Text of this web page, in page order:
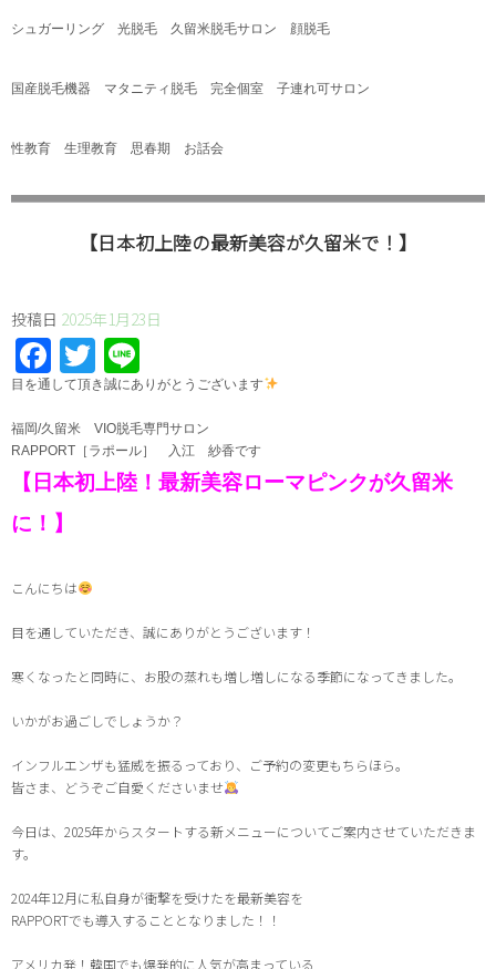
シュガーリング 光脱毛 久留米脱毛サロン 顔脱毛
国産脱毛機器 マタニティ脱毛 完全個室 子連れ可サロン
性教育 生理教育 思春期 お話会
【日本初上陸の最新美容が久留米で！】
投稿日 2025年1月23日
Facebook
Twitter
⁡目を通して頂き誠にありがとうございます
福岡/久留米 VIO脱毛専門サロン
RAPPORT［ラポール］ 入江 紗香です
【日本初上陸！最新美容ローマピンクが久留米
に！】
こんにちは
目を通していただき、誠にありがとうございます！
寒くなったと同時に、お股の蒸れも増し増しになる季節になってきました。
いかがお過ごしでしょうか？
インフルエンザも猛威を振るっており、ご予約の変更もちらほら。
皆さま、どうぞご自愛くださいませ
今日は、2025年からスタートする新メニューについてご案内させていただきま
す。
2024年12月に私自身が衝撃を受けたを最新美容を
RAPPORTでも導入することとなりました ！！
アメリカ発！韓国でも爆発的に人気が高まっている